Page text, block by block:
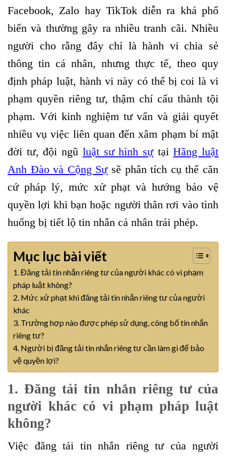
Facebook, Zalo hay TikTok diễn ra khá phổ
biến và thường gây ra nhiều tranh cãi. Nhiều
người cho rằng đây chỉ là hành vi chia sẻ
thông tin cá nhân, nhưng thực tế, theo quy
định pháp luật, hành vi này có thể bị coi là vi
phạm quyền riêng tư, thậm chí cấu thành tội
phạm. Với kinh nghiệm tư vấn và giải quyết
nhiều vụ việc liên quan đến xâm phạm bí mật
đời tư, đội ngũ luật sư hình sựtạiHãng luật
Anh Đào và Cộng Sựsẽ phân tích cụ thể căn
cứ pháp lý, mức xử phạt và hướng bảo vệ
quyền lợi khi bạn hoặc người thân rơi vào tình
huống bị tiết lộ tin nhắn cá nhân trái phép.
Mục lục bài viết
1. Đăng tải tin nhắn riêng tư của người khác có vi phạm
pháp luật không?
2. Mức xử phạt khi đăng tải tin nhắn riêng tư của người
khác
3. Trường hợp nào được phép sử dụng, công bố tin nhắn
riêng tư?
4. Người bị đăng tải tin nhắn riêng tư cần làm gì để bảo
vệ quyền lợi?
1. Đăng tải tin nhắn riêng tư của
người khác có vi phạm pháp luật
không?
Việc đăng tải tin nhắn riêng tư của người